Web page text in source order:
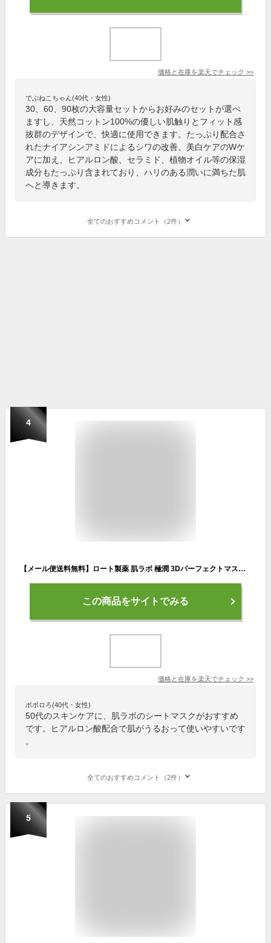
価格と在庫を楽天でチェック >>
でぶねこちゃん(40代・女性)
30、60、90枚の大容量セットからお好みのセットが選べ
ますし、天然コットン100%の優しい肌触りとフィット感
抜群のデザインで、快適に使用できます。たっぷり配合さ
れたナイアシンアミドによるシワの改善、美白ケアのWケ
アに加え、ヒアルロン酸、セラミド、植物オイル等の保湿
成分もたっぷり含まれており、ハリのある潤いに満ちた肌
へと導きます。
全てのおすすめコメント（2件）
4
【メール便送料無料】ロート製薬 肌ラボ 極潤 3Dパーフェクトマスク (30枚入(350ml)) ＜オールインワン ヒアルロン エイジング うるおい フェイスパック シートマスク＞
この商品をサイトでみる
価格と在庫を楽天でチェック >>
ポポロろ(40代・女性)
50代のスキンケアに、肌ラボのシートマスクがおすすめ
です。ヒアルロン酸配合で肌がうるおって使いやすいです
。
全てのおすすめコメント（2件）
5